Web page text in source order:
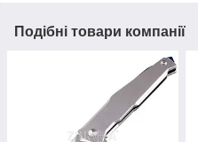
Подібні товари компанії